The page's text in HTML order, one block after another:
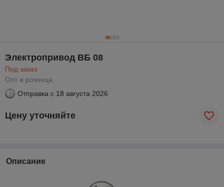
Электропривод ВБ 08
Под заказ
Опт и розница
Отправка с 18 августа 2026
Цену уточняйте
Описание